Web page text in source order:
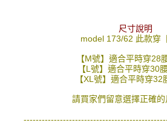
【「AFTEE先享後付」結帳流程】
１．於結帳方式選擇「AFTEE先享後付」後，
２．訂單成立數日內，您將收到繳費通知簡訊。
３．收到繳費通知簡訊後14天內，點擊此簡訊
ATM／網路銀行／等多元方式進行付款，方視為
※ 請注意：結帳手續完成當下不需立刻繳費，
購買商品的店家。未經商家同意取消之訂單仍
每筆NT$80，滿NT$1,800(含以上)免運費
每筆NT$80，滿NT$1,800(含以上)免運費
每筆NT$80，滿NT$1,800(含以上)免運費
尺寸說明
model 173/62 此款穿
【M號】適合平時穿28
【L號】適合平時穿30
【XL號】適合平時穿32
請買家們留意選擇正確